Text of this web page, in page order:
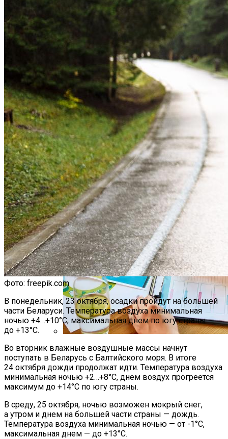
Беларусь Планирует Создать
Совместные Фармпроизводства
В Узбекистане
Какие Навыки Станут Ключевыми
Через 10 Лет И Как Подготовиться К Ним
Сегодня
Какие Кредиты Дают В Беларуси
На Китайские Автомобили
Шипы Или Липучка? Что Выбрать В
Условиях Российской Зимы?
7 Домашних Методов Для Улучшения
Памяти И Концентрации
Как Мы Худеем: 8 Этапов Похудения У
Мужчин И Женщин
Фото: freepik.com
В понедельник, 23 октября, осадки пройдут на большей
части Беларуси. Температура воздуха минимальная
ночью +4…+10°С, максимальная днем по югу страны —
до +13°С.
Во вторник влажные воздушные массы начнут
поступать в Беларусь с Балтийского моря. В итоге
24 октября дожди продолжат идти. Температура воздуха
минимальная ночью +2…+8°С, днем воздух прогреется
максимум до +14°С по югу страны.
В среду, 25 октября, ночью возможен мокрый снег,
а утром и днем на большей части страны — дождь.
Температура воздуха минимальная ночью — от -1°С,
максимальная днем — до +13°С.